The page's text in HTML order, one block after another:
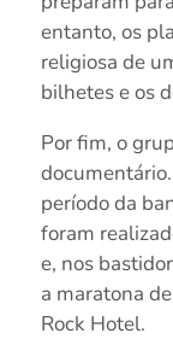
entanto, os
religiosa de
bilhetes e os
Por fim, o
documentário.
período da
foram
e, nos
a maratona
Rock Hotel.